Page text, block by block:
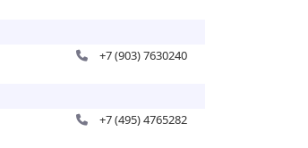
+7 (903) 7630240
+7 (495) 4765282